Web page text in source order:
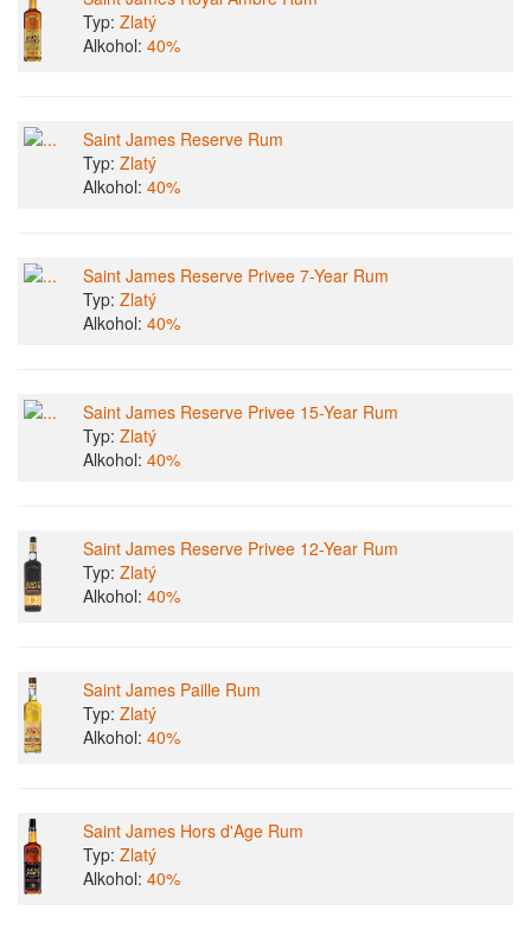
Typ: Zlatý
Alkohol: 40%
Saint James Reserve Rum
Typ: Zlatý
Alkohol: 40%
Saint James Reserve Privee 7-Year Rum
Typ: Zlatý
Alkohol: 40%
Saint James Reserve Privee 15-Year Rum
Typ: Zlatý
Alkohol: 40%
Saint James Reserve Privee 12-Year Rum
Typ: Zlatý
Alkohol: 40%
Saint James Paille Rum
Typ: Zlatý
Alkohol: 40%
Saint James Hors d'Age Rum
Typ: Zlatý
Alkohol: 40%